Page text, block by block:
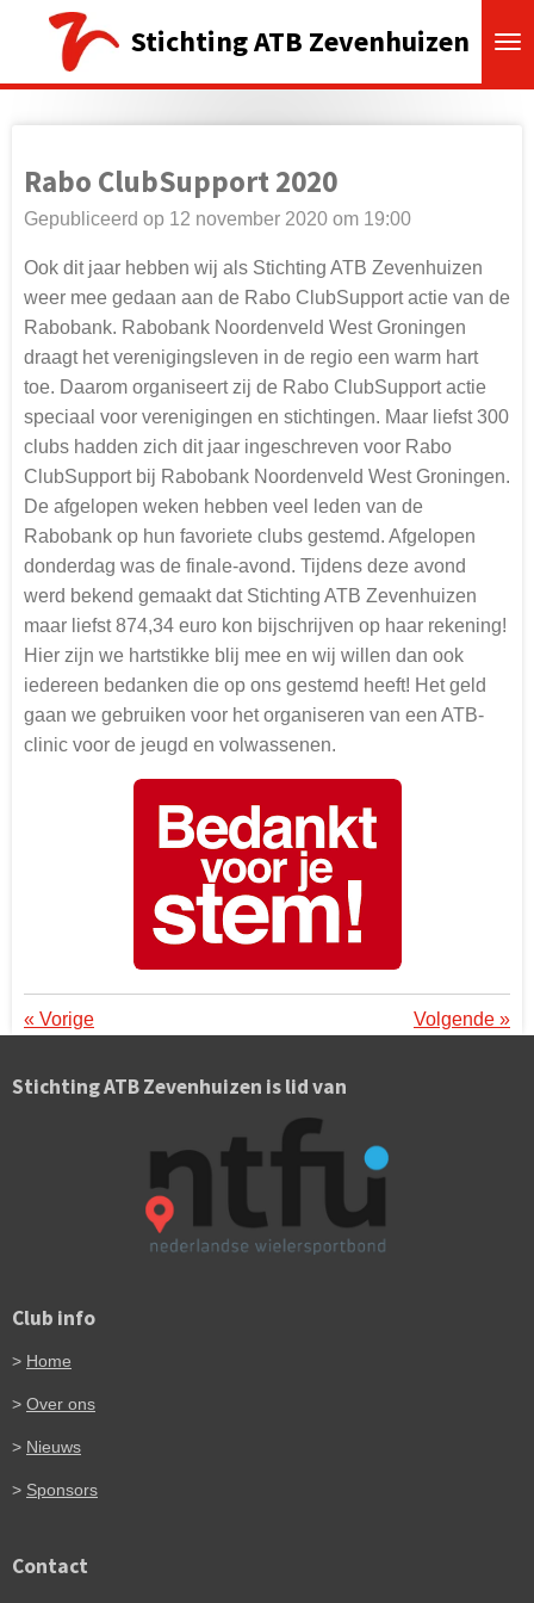
direct
naar
Stichting ATB Zevenhuizen
Rabo ClubSupport 2020
Gepubliceerd op 12 november 2020 om 19:00
Ook dit jaar hebben wij als Stichting ATB Zevenhuizen
weer mee gedaan aan de Rabo ClubSupport actie van de
Rabobank. Rabobank Noordenveld West Groningen
draagt het verenigingsleven in de regio een warm hart
toe. Daarom organiseert zij de Rabo ClubSupport actie
speciaal voor verenigingen en stichtingen. Maar liefst 300
clubs hadden zich dit jaar ingeschreven voor Rabo
ClubSupport bij Rabobank Noordenveld West Groningen.
De afgelopen weken hebben veel leden van de
Rabobank op hun favoriete clubs gestemd. Afgelopen
donderdag was de finale-avond. Tijdens deze avond
werd bekend gemaakt dat Stichting ATB Zevenhuizen
maar liefst 874,34 euro kon bijschrijven op haar rekening!
Hier zijn we hartstikke blij mee en wij willen dan ook
iedereen bedanken die op ons gestemd heeft! Het geld
gaan we gebruiken voor het organiseren van een ATB-
clinic voor de jeugd en volwassenen.
« Vorige Volgende »
Stichting ATB Zevenhuizen is lid van
Club info
> Home
> Over ons
> Nieuws
> Sponsors
Contact